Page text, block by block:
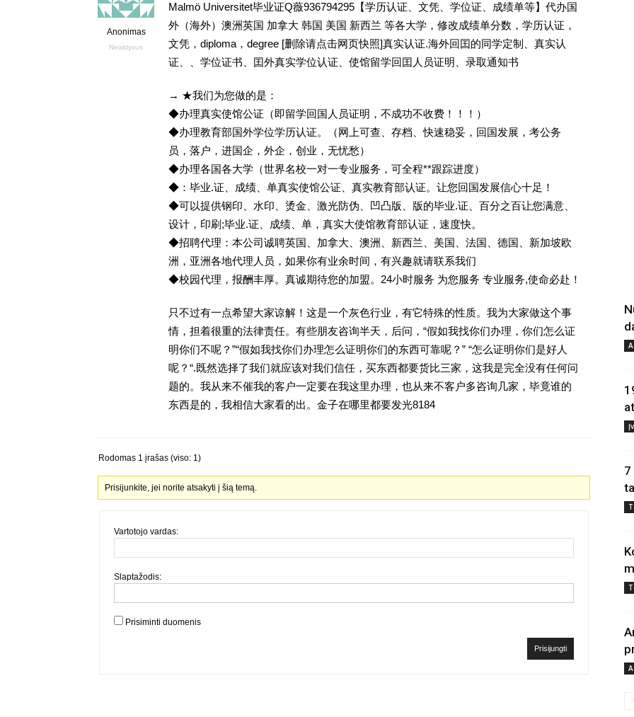
Anonimas
Neaktyvus
Malmö Universitet毕业证Q薇936794295【学历认证、文凭、学位证、成绩单等】代办国
外（海外）澳洲英国 加拿大 韩国 美国 新西兰 等各大学，修改成绩单分数，学历认证，
文凭，diploma，degree [删除请点击网页快照]真实认证.海外回囯的同学定制、真实认
证、、学位证书、囯外真实学位认证、使馆留学回囯人员证明、录取通知书
→ ★我们为您做的是：
◆办理真实使馆公证（即留学回国人员证明，不成功不收费！！！）
◆办理教育部国外学位学历认证。（网上可查、存档、快速稳妥，回国发展，考公务
员，落户，进国企，外企，创业，无忧愁）
◆办理各国各大学（世界名校一对一专业服务，可全程**跟踪进度）
◆：毕业.证、成绩、单真实使馆公证、真实教育部认证。让您回国发展信心十足！
◆可以提供钢印、水印、烫金、激光防伪、凹凸版、版的毕业.证、百分之百让您满意、
设计，印刷;毕业.证、成绩、单，真实大使馆教育部认证，速度快。
◆招聘代理：本公司诚聘英国、加拿大、澳洲、新西兰、美国、法国、德国、新加坡欧
洲，亚洲各地代理人员，如果你有业余时间，有兴趣就请联系我们
◆校园代理，报酬丰厚。真诚期待您的加盟。24小时服务 为您服务 专业服务,使命必赴！
只不过有一点希望大家谅解！这是一个灰色行业，有它特殊的性质。我为大家做这个事
情，担着很重的法律责任。有些朋友咨询半天，后问，“假如我找你们办理，你们怎么证
明你们不呢？”“假如我找你们办理怎么证明你们的东西可靠呢？” “怎么证明你们是好人
呢？“.既然选择了我们就应该对我们信任，买东西都要货比三家，这我是完全没有任何问
题的。我从来不催我的客户一定要在我这里办理，也从来不客户多咨询几家，毕竟谁的
东西是的，我相信大家看的出。金子在哪里都要发光8184
Rodomas 1 įrašas (viso: 1)
Prisijunkite, jei norite atsakyti į šią temą.
Vartotojo vardas:
Slaptažodis:
Prisiminti duomenis
Prisijungti
7